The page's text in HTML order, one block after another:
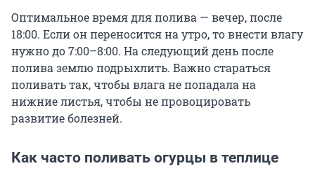
Оптимальное время для полива — вечер, после
18:00. Если он переносится на утро, то внести влагу
нужно до 7:00–8:00. На следующий день после
полива землю подрыхлить. Важно стараться
поливать так, чтобы влага не попадала на
нижние листья, чтобы не провоцировать
развитие болезней.
Как часто поливать огурцы в теплице